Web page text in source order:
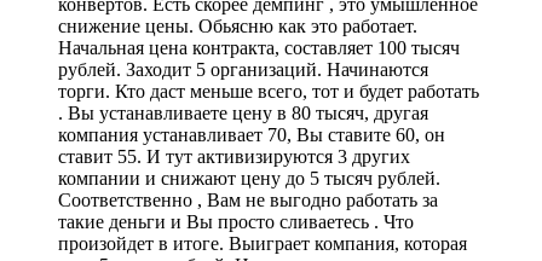
снижение цены. Обьясню как это работает.
Начальная цена контракта, составляет 100 тысяч
рублей. Заходит 5 организаций. Начинаются
торги. Кто даст меньше всего, тот и будет работать
. Вы устанавливаете цену в 80 тысяч, другая
компания устанавливает 70, Вы ставите 60, он
ставит 55. И тут активизируются 3 других
компании и снижают цену до 5 тысяч рублей.
Соответственно , Вам не выгодно работать за
такие деньги и Вы просто сливаетесь . Что
произойдет в итоге. Выиграет компания, которая